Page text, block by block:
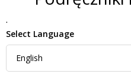
.
Select Language